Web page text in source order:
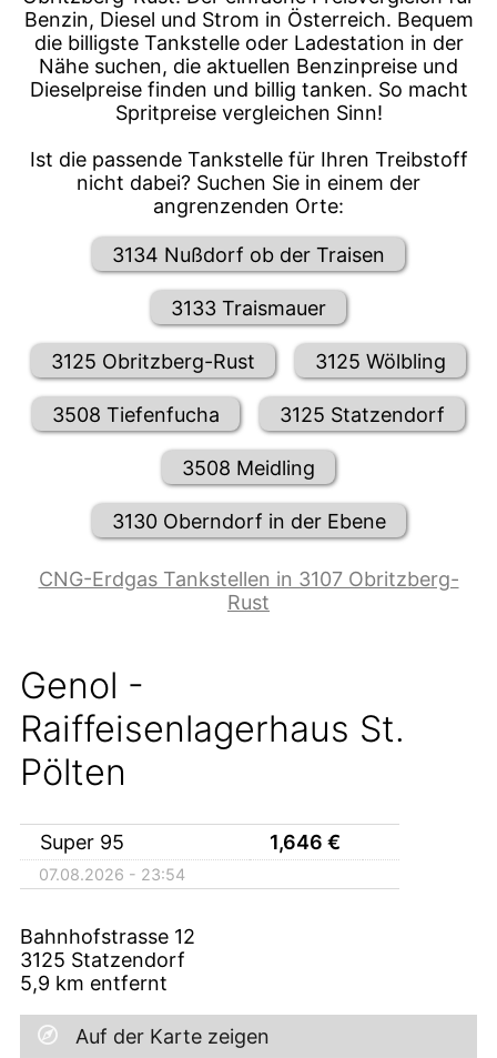
Benzin, Diesel und Strom in Österreich. Bequem
die billigste Tankstelle oder Ladestation in der
Nähe suchen, die aktuellen Benzinpreise und
Dieselpreise finden und billig tanken. So macht
Spritpreise vergleichen Sinn!
Ist die passende Tankstelle für Ihren Treibstoff
nicht dabei? Suchen Sie in einem der
angrenzenden Orte:
3134 Nußdorf ob der Traisen
3133 Traismauer
3125 Obritzberg-Rust 3125 Wölbling
3508 Tiefenfucha 3125 Statzendorf
3508 Meidling
3130 Oberndorf in der Ebene
CNG-Erdgas Tankstellen in 3107 Obritzberg-
Rust
Genol -
Raiffeisenlagerhaus St.
Pölten
Super 95 1,646 €
07.08.2026 - 23:54
Bahnhofstrasse 12
3125 Statzendorf
5,9 km entfernt
Auf der Karte zeigen